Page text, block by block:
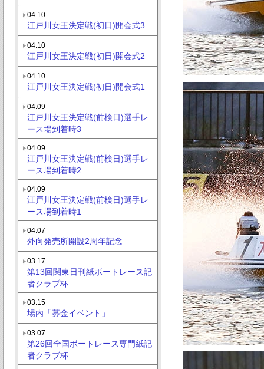
04.10
江戸川女王決定戦(初日)開会式3
04.10
江戸川女王決定戦(初日)開会式2
04.10
江戸川女王決定戦(初日)開会式1
04.09
江戸川女王決定戦(前検日)選手レ
ース場到着時3
04.09
江戸川女王決定戦(前検日)選手レ
ース場到着時2
04.09
江戸川女王決定戦(前検日)選手レ
ース場到着時1
04.07
外向発売所開設2周年記念
03.17
第13回関東日刊紙ボートレース記
者クラブ杯
03.15
場内「募金イベント」
03.07
第26回全国ボートレース専門紙記
者クラブ杯